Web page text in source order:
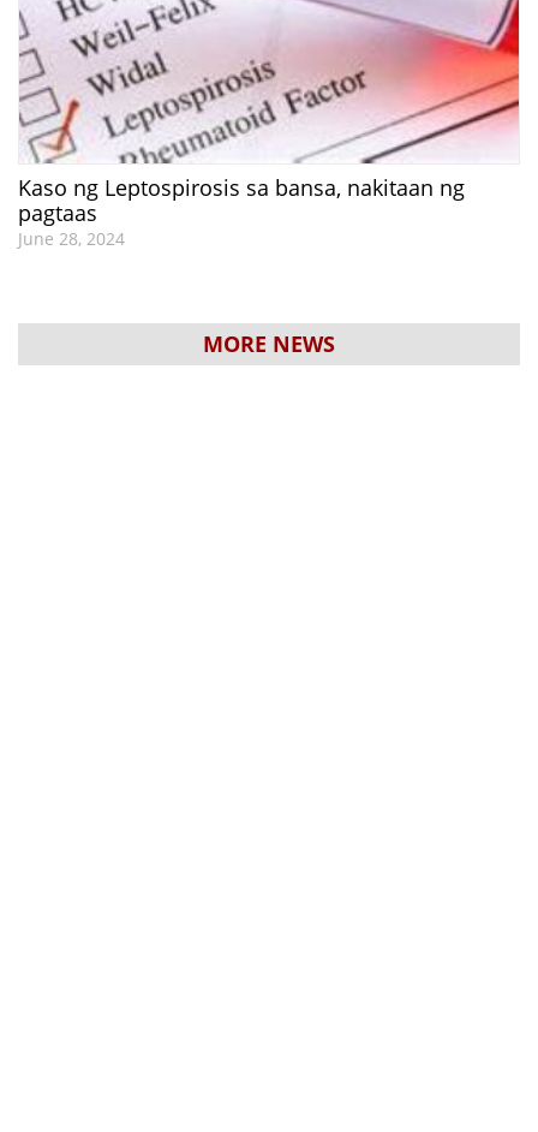
Kaso ng Leptospirosis sa bansa, nakitaan ng
pagtaas
June 28, 2024
MORE NEWS